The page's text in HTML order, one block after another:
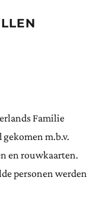
Familie
m.b.v.
en rouwkaarten.
personen werden